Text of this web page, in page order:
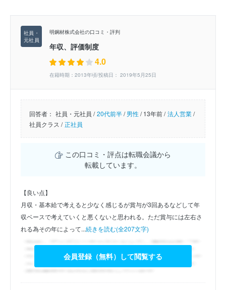
明鋼材株式会社の口コミ・評判
年収、評価制度
4.0
在籍時期：2013年頃/投稿日： 2019年5月25日
回答者： 社員・元社員 / 20代前半/男性/13年前 / 法人営業/
社員クラス / 正社員
この口コミ・評点は転職会議から
転載しています。
【良い点】
月収・基本給で考えると少なく感じるが賞与が3回あるなどして年
収ベースで考えていくと悪くないと思われる。ただ賞与には左右さ
れる為その年によって...続きを読む(全207文字)
会員登録（無料）して閲覧する